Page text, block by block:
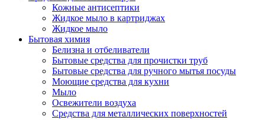
Кожные антисептики
Жидкое мыло в картриджах
Жидкое мыло
Бытовая химия
Белизна и отбеливатели
Бытовые средства для прочистки труб
Бытовые средства для ручного мытья посуды
Моющие средства для кухни
Мыло
Освежители воздуха
Средства для металлических поверхностей